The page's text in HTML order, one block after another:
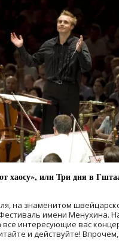
хаосу», или Три дня в
на знаменитом
имени Менухина.
все интересующие вас
и действуйте!